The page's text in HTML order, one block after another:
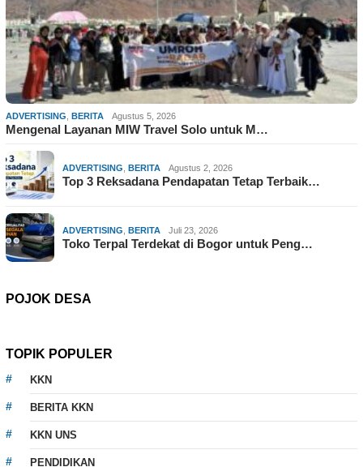
ADVERTISING BERITA Agustus 5, 2026
Mengenal Layanan MIW Travel Solo untuk M…
ADVERTISING BERITA Agustus 2, 2026
Top 3 Reksadana Pendapatan Tetap Terbaik…
ADVERTISING BERITA Juli 23, 2026
Toko Terpal Terdekat di Bogor untuk Peng…
POJOK DESA
TOPIK POPULER
KKN
BERITA KKN
KKN UNS
PENDIDIKAN